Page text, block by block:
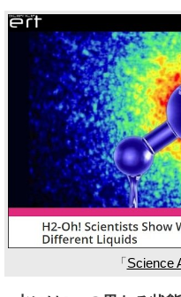
「Science